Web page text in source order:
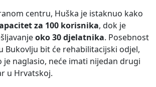
centru, Huška je istaknuo kako
za 100 korisnika, dok je
oko 30 djelatnika. Posebnost
Bukovlju bit će rehabilitacijski odjel,
je naglasio, neće imati nijedan drugi
u Hrvatskoj.